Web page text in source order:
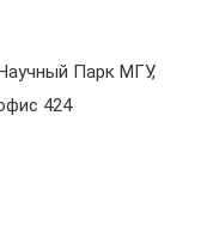
Парк МГУ,
424